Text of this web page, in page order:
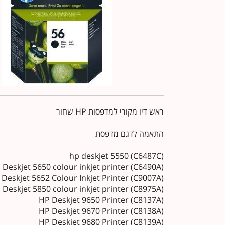
ראש דיו מקורי למדפסות HP שחור
התאמה לדגם מדפסת
hp deskjet 5550 (C6487C)
Deskjet 5650 colour inkjet printer (C6490A)
Deskjet 5652 Colour Inkjet Printer (C9007A)
Deskjet 5850 colour inkjet printer (C8975A)
HP Deskjet 9650 Printer (C8137A)
HP Deskjet 9670 Printer (C8138A)
HP Deskjet 9680 Printer (C8139A)